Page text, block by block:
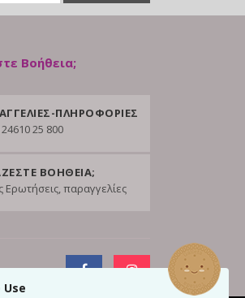
Use
Βοήθεια;
ΠΛΗΡΟΦΟΡΙΕΣ
25 800
ΒΟΗΘΕΙΑ;
Ερωτήσεις, παραγγελίες